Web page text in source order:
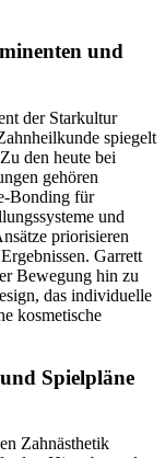
und
der Starkultur
spiegelt
den heute bei
gehören
Bonding für
und
priorisieren
Garrett
Bewegung hin zu
das individuelle
kosmetische
Spielpläne
Zahnästhetik